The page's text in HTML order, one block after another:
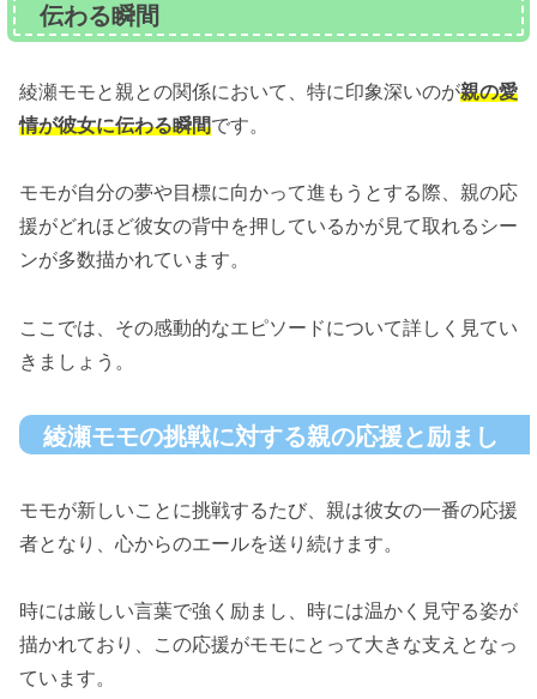
伝わる瞬間
綾瀬モモと親との関係において、特に印象深いのが親の愛
情が彼女に伝わる瞬間です。
モモが自分の夢や目標に向かって進もうとする際、親の応
援がどれほど彼女の背中を押しているかが見て取れるシー
ンが多数描かれています。
ここでは、その感動的なエピソードについて詳しく見てい
きましょう。
綾瀬モモの挑戦に対する親の応援と励まし
モモが新しいことに挑戦するたび、親は彼女の一番の応援
者となり、心からのエールを送り続けます。
時には厳しい言葉で強く励まし、時には温かく見守る姿が
描かれており、この応援がモモにとって大きな支えとなっ
ています。